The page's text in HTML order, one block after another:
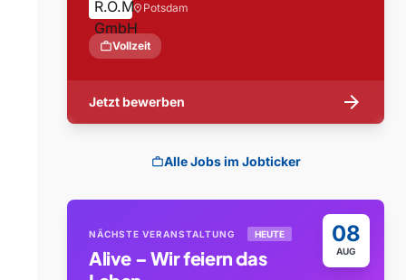
location_on Potsdam
workVollzeit
Jetzt bewerben arrow_forward
workAlle Jobs im Jobticker
08
AUG
NÄCHSTE VERANSTALTUNG HEUTE
Alive – Wir feiern das